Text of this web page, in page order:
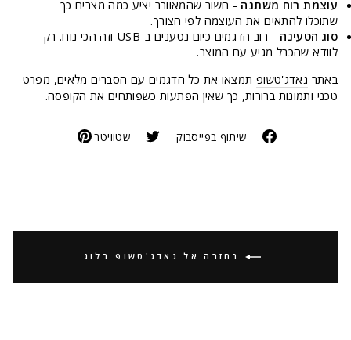
עוצמת רוח משתנה - חשוב שהמאוורר יציע כמה מצבים כך
שתוכלו להתאים את העוצמה לפי הצורך.
סוג הטעינה
- רוב הדגמים כיום נטענים ב-USB וזה הכי נוח. רק
לוודא שהכבל מגיע עם המוצר.
באתר גאדג'טשופ תמצאו את כל הדגמים עם הסברים מלאים, מפרט
טכני ותמונות ברורות, כך שאין הפתעות כשפותחים את הקופסה.
שיתוף בפייסבוק שטוויטר
בחזרה אל גאדג'טשופ בלוג